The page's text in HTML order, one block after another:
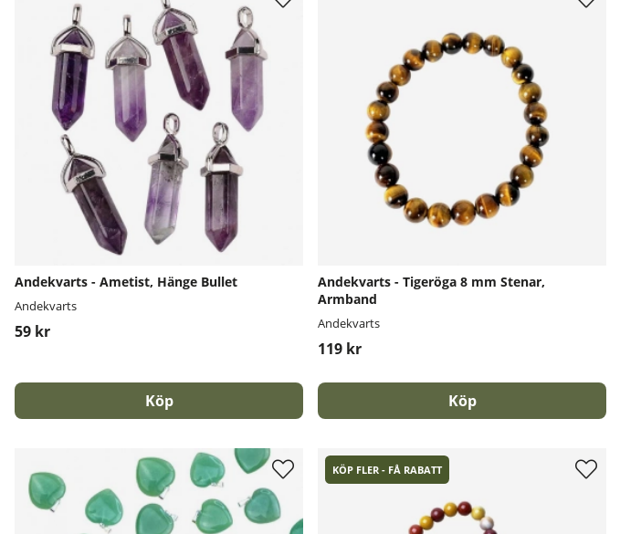
Andekvarts - Ametist, Hänge Bullet
Andekvarts
59 kr
Köp
Andekvarts - Tigeröga 8 mm Stenar,
Armband
Andekvarts
119 kr
Köp
KÖP FLER - FÅ RABATT